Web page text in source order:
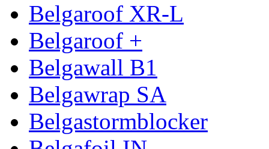
Belgaroof XR-L
Belgaroof +
Belgawall B1
Belgawrap SA
Belgastormblocker